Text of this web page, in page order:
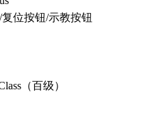
位按钮/示教按钮
（百级）